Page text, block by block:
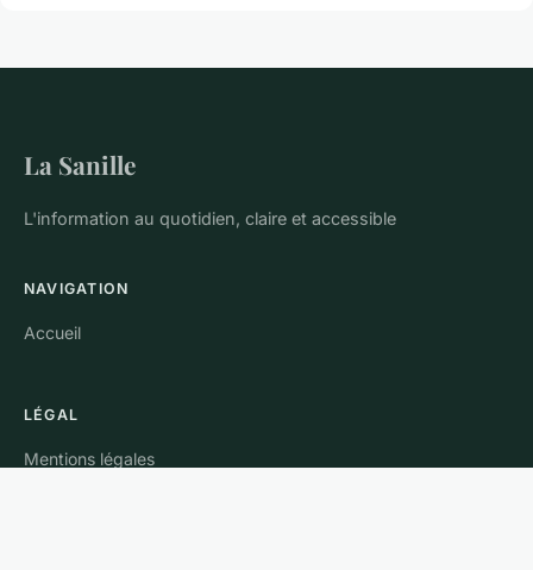
La Sanille
L'information au quotidien, claire et accessible
NAVIGATION
Accueil
LÉGAL
Mentions légales